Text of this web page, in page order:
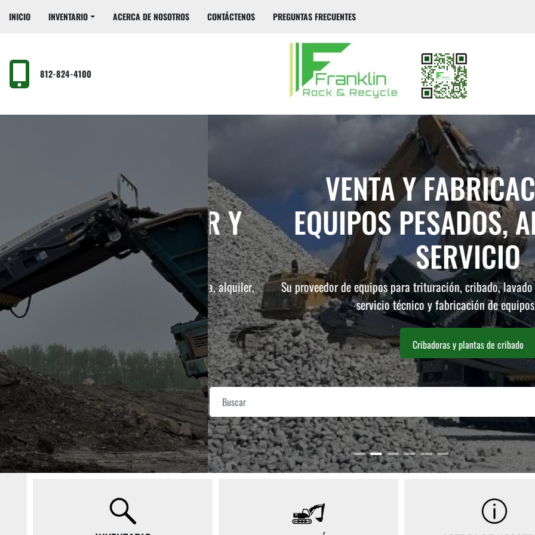
INICIO INVENTARIO ACERCA DE NOSOTROS CONTÁCTENOS PREGUNTAS FRECUENTES
812-824-4100
DE
ALQUILER Y
lavado y molienda. Venta, alquiler,
de equipos a medida.
trituradoras
VENTA Y FABRICACIÓN
EQUIPOS PESADOS,
SERVICIO
Su proveedor de equipos para trituración, cribado, lavado y molienda.
servicio técnico y fabricación de equipos a medida.
Cribadoras y plantas de cribado